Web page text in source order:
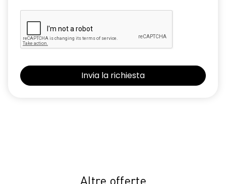
Nuovo Media Nav Live navigazione connessa con traffico in
tempo reale + 3D Arkamys®
Panchetta posteriore frazionabile e ribaltabile 1/3-2/3
Retrovisori ripiegabili automaticamente con pulsante di
Selleria in tessuto specifico journey MY26 grigio chiaro